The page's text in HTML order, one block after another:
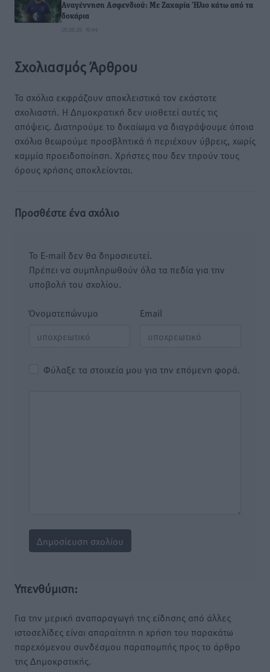
Αναγέννηση Ασφενδιού: Με Ζαχαρία Ήλιο κάτω από τα
δοκάρια
05.08.26 · 16:44
Σχολιασμός Άρθρου
Τα σχόλια εκφράζουν αποκλειστικά τον εκάστοτε
σχολιαστή. Η Δημοκρατική δεν υιοθετεί αυτές τις
απόψεις. Διατηρούμε το δικαίωμα να διαγράψουμε όποια
σχόλια θεωρούμε προσβλητικά ή περιέχουν ύβρεις, χωρίς
καμμία προειδοποίηση. Χρήστες που δεν τηρούν τους
όρους χρήσης αποκλείονται.
Προσθέστε ένα σχόλιο
Το E-mail δεν θα δημοσιευτεί.
Πρέπει να συμπληρωθούν όλα τα πεδία για την
υποβολή του σχολίου.
Όνοματεπώνυμο Email
Φύλαξε τα στοιχεία μου για την επόμενη φορά.
Υπενθύμιση:
Για την μερική αναπαραγωγή της είδησης από άλλες
ιστοσελίδες είναι απαραίτητη η χρήση του παρακάτω
παρεχόμενου συνδέσμου παραπομπής προς το άρθρο
της Δημοκρατικής.